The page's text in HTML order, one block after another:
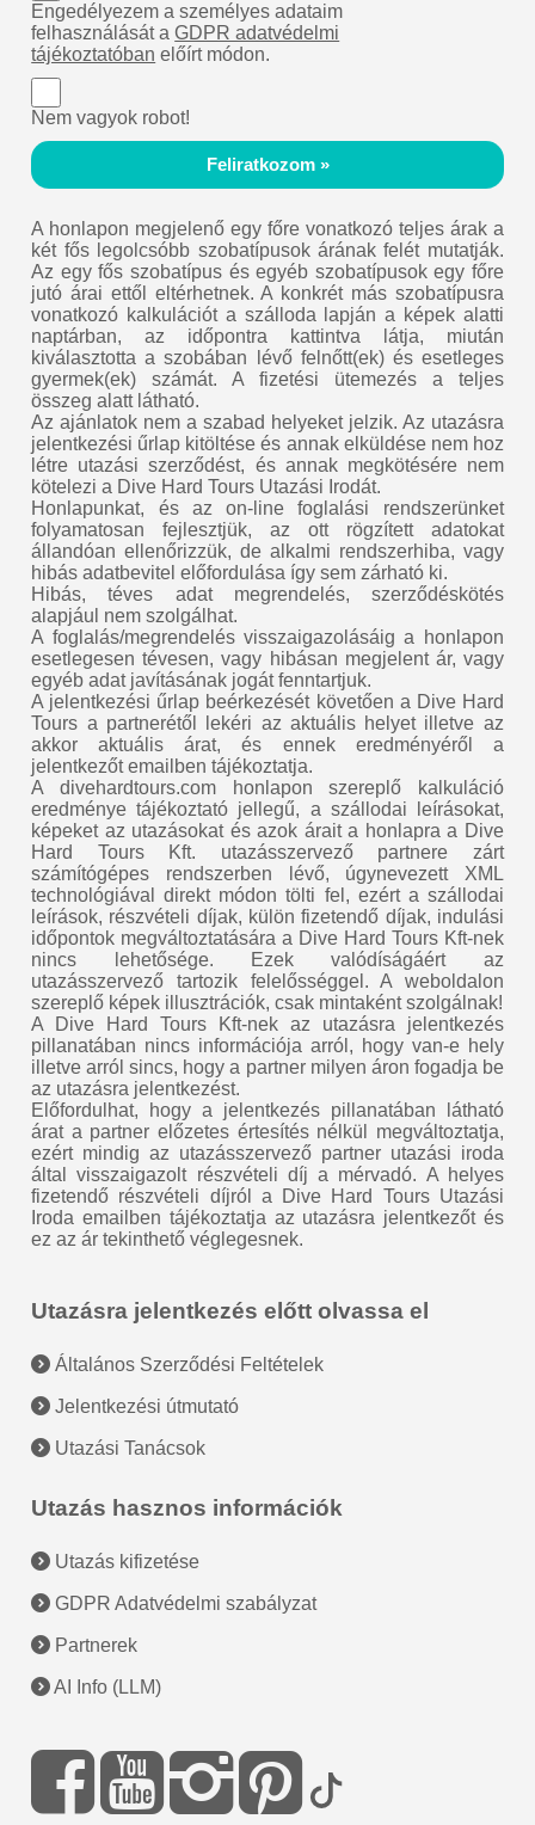
Engedélyezem a személyes adataim
felhasználását aGDPR adatvédelmi
tájékoztatóban előírt módon.
Nem vagyok robot!
Feliratkozom »
A honlapon megjelenő egy főre vonatkozó teljes árak a
két fős legolcsóbb szobatípusok árának felét mutatják.
Az egy fős szobatípus és egyéb szobatípusok egy főre
jutó árai ettől eltérhetnek. A konkrét más szobatípusra
vonatkozó kalkulációt a szálloda lapján a képek alatti
naptárban, az időpontra kattintva látja, miután
kiválasztotta a szobában lévő felnőtt(ek) és esetleges
gyermek(ek) számát. A fizetési ütemezés a teljes
összeg alatt látható.
Az ajánlatok nem a szabad helyeket jelzik. Az utazásra
jelentkezési űrlap kitöltése és annak elküldése nem hoz
létre utazási szerződést, és annak megkötésére nem
kötelezi a Dive Hard Tours Utazási Irodát.
Honlapunkat, és az on-line foglalási rendszerünket
folyamatosan fejlesztjük, az ott rögzített adatokat
állandóan ellenőrizzük, de alkalmi rendszerhiba, vagy
hibás adatbevitel előfordulása így sem zárható ki.
Hibás, téves adat megrendelés, szerződéskötés
alapjául nem szolgálhat.
A foglalás/megrendelés visszaigazolásáig a honlapon
esetlegesen tévesen, vagy hibásan megjelent ár, vagy
egyéb adat javításának jogát fenntartjuk.
A jelentkezési űrlap beérkezését követően a Dive Hard
Tours a partnerétől lekéri az aktuális helyet illetve az
akkor aktuális árat, és ennek eredményéről a
jelentkezőt emailben tájékoztatja.
A divehardtours.com honlapon szereplő kalkuláció
eredménye tájékoztató jellegű, a szállodai leírásokat,
képeket az utazásokat és azok árait a honlapra a Dive
Hard Tours Kft. utazásszervező partnere zárt
számítógépes rendszerben lévő, úgynevezett XML
technológiával direkt módon tölti fel, ezért a szállodai
leírások, részvételi díjak, külön fizetendő díjak, indulási
időpontok megváltoztatására a Dive Hard Tours Kft-nek
nincs lehetősége. Ezek valódíságáért az
utazásszervező tartozik felelősséggel. A weboldalon
szereplő képek illusztrációk, csak mintaként szolgálnak!
A Dive Hard Tours Kft-nek az utazásra jelentkezés
pillanatában nincs információja arról, hogy van-e hely
illetve arról sincs, hogy a partner milyen áron fogadja be
az utazásra jelentkezést.
Előfordulhat, hogy a jelentkezés pillanatában látható
árat a partner előzetes értesítés nélkül megváltoztatja,
ezért mindig az utazásszervező partner utazási iroda
által visszaigazolt részvételi díj a mérvadó. A helyes
fizetendő részvételi díjról a Dive Hard Tours Utazási
Iroda emailben tájékoztatja az utazásra jelentkezőt és
ez az ár tekinthető véglegesnek.
Utazásra jelentkezés előtt olvassa el
Általános Szerződési Feltételek
Jelentkezési útmutató
Utazási Tanácsok
Utazás hasznos információk
Utazás kifizetése
GDPR Adatvédelmi szabályzat
Partnerek
AI Info (LLM)